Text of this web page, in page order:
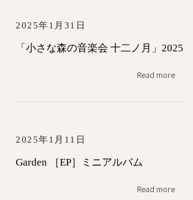
2025年1月31日
「小さな森の音楽会 十二ノ月」2025
Read more
2025年1月11日
Garden ［EP］ミニアルバム
Read more